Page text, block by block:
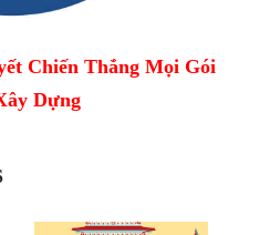
Chiến Thắng Mọi Gói
Dựng